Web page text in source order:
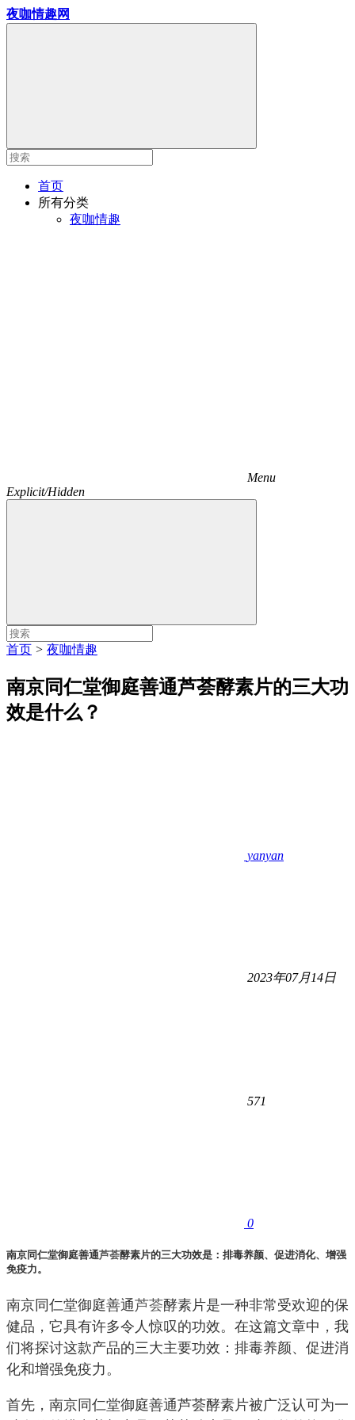
夜咖情趣网
首页
所有分类
夜咖情趣
Menu
Explicit/Hidden
首页 > 夜咖情趣
南京同仁堂御庭善通芦荟酵素片的三大功
效是什么？
yanyan
2023年07月14日
571
0
南京同仁堂御庭善通芦荟酵素片的三大功效是：排毒养颜、促进消化、增强
免疫力。
南京同仁堂御庭善通芦荟酵素片是一种非常受欢迎的保
健品，它具有许多令人惊叹的功效。在这篇文章中，我
们将探讨这款产品的三大主要功效：排毒养颜、促进消
化和增强免疫力。
首先，南京同仁堂御庭善通芦荟酵素片被广泛认可为一